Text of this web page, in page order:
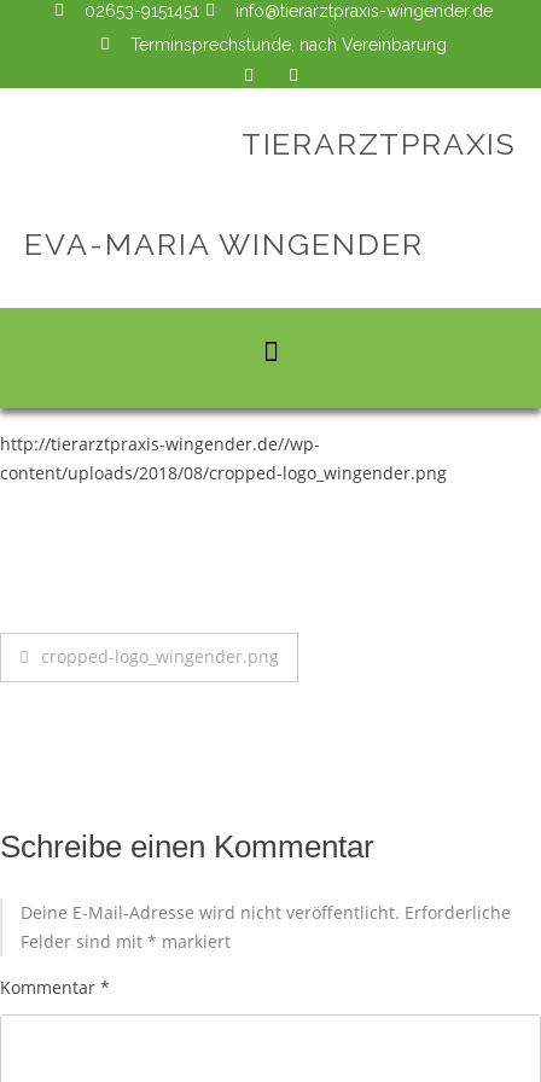
02653-9151451
info@tierarztpraxis-wingender.de
Terminsprechstunde, nach Vereinbarung
TIERARZTPRAXIS
EVA-MARIA WINGENDER
http://tierarztpraxis-wingender.de//wp-
content/uploads/2018/08/cropped-logo_wingender.png
cropped-logo_wingender.png
Schreibe einen Kommentar
Deine E-Mail-Adresse wird nicht veröffentlicht. Erforderliche
Felder sind mit * markiert
Kommentar *